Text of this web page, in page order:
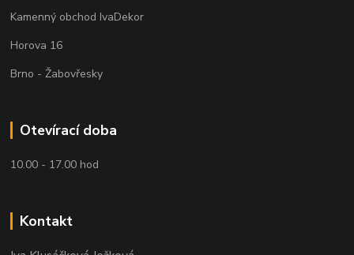
Kamenný obchod IvaDekor
Horova 16
Brno - Žabovřesky
Otevírací doba
10.00 - 17.00 hod
Kontakt